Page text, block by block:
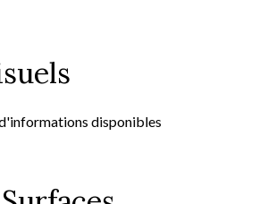
disponibles